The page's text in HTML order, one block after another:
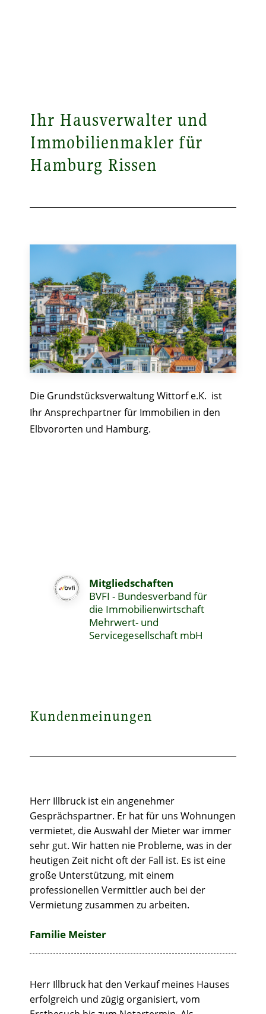
Ihr Hausverwalter und
Immobilienmakler für
Hamburg Rissen
Die Grundstücksverwaltung Wittorf e.K. ist
Ihr Ansprechpartner für Immobilien in den
Elbvororten und Hamburg.
Mitgliedschaften
BVFI - Bundesverband für
die Immobilienwirtschaft
Mehrwert- und
Servicegesellschaft mbH
Kundenmeinungen
Herr Illbruck ist ein angenehmer
Gesprächspartner. Er hat für uns Wohnungen
vermietet, die Auswahl der Mieter war immer
sehr gut. Wir hatten nie Probleme, was in der
heutigen Zeit nicht oft der Fall ist. Es ist eine
große Unterstützung, mit einem
professionellen Vermittler auch bei der
Vermietung zusammen zu arbeiten.
Familie Meister
Herr Illbruck hat den Verkauf meines Hauses
erfolgreich und zügig organisiert, vom